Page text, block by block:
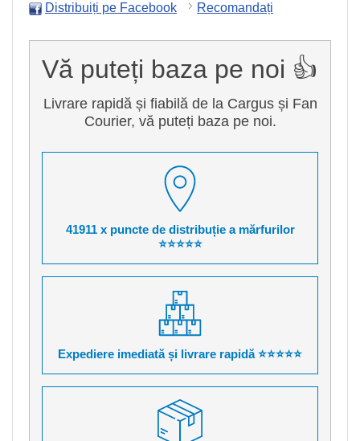
Distribuiți pe Facebook Recomandați
Vă puteți baza pe noi 👍
Livrare rapidă și fiabilă de la Cargus și Fan
Courier, vă puteți baza pe noi.
41911 x puncte de distribuție a mărfurilor
⭐⭐⭐⭐⭐
Expediere imediată și livrare rapidă ⭐⭐⭐⭐⭐